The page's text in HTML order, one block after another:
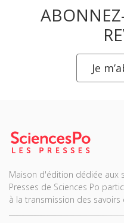
Je
Maison d'édition dédiée aux
Presses de Sciences Po
à la transmission des savoirs